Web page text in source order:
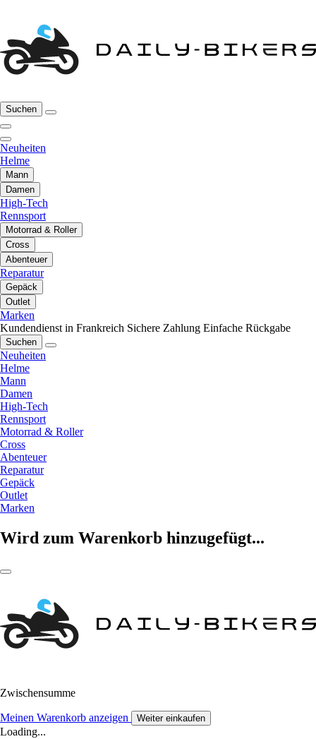
Suchen
Neuheiten
Helme
Mann
Damen
High-Tech
Rennsport
Motorrad & Roller
Cross
Abenteuer
Reparatur
Gepäck
Outlet
Marken
Kundendienst in Frankreich Sichere Zahlung Einfache Rückgabe
Suchen
Neuheiten
Helme
Mann
Damen
High-Tech
Rennsport
Motorrad & Roller
Cross
Abenteuer
Reparatur
Gepäck
Outlet
Marken
Wird zum Warenkorb hinzugefügt...
Zwischensumme
Meinen Warenkorb anzeigen Weiter einkaufen
Loading...